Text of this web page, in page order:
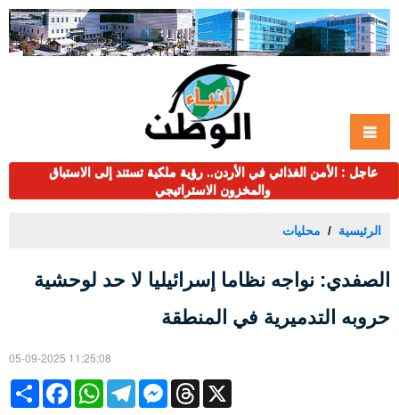
عاجل : الأمن الغذائي في الأردن.. رؤية ملكية تستند إلى الاستباق
والمخزون الاستراتيجي
الرئيسية محليات
الصفدي: نواجه نظاما إسرائيليا لا حد لوحشية
حروبه التدميرية في المنطقة
05-09-2025 11:25:08
Share
FacebookWhatsAppTelegramMessengerThreads X